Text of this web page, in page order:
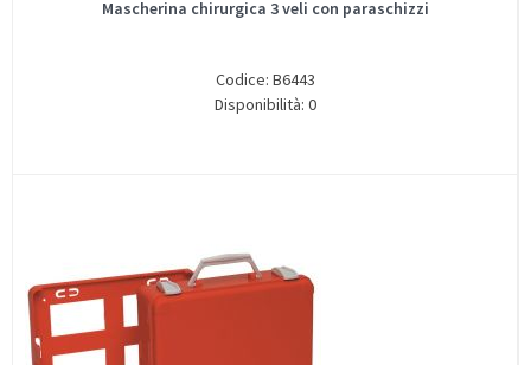
Mascherina chirurgica 3 veli con paraschizzi
Codice: B6443
Disponibilità: 0